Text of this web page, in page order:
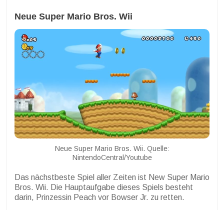
Neue Super Mario Bros. Wii
Neue Super Mario Bros. Wii. Quelle:
NintendoCentral/Youtube
Das nächstbeste Spiel aller Zeiten ist New Super Mario
Bros. Wii. Die Hauptaufgabe dieses Spiels besteht
darin, Prinzessin Peach vor Bowser Jr. zu retten.